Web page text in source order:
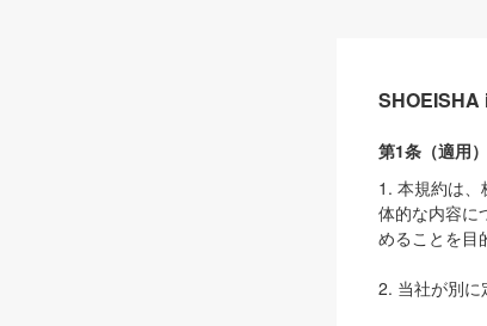
SHOEISHA
第1条（適用）
1. 本規約は
体的な内容に
めることを目
2. 当社が別に